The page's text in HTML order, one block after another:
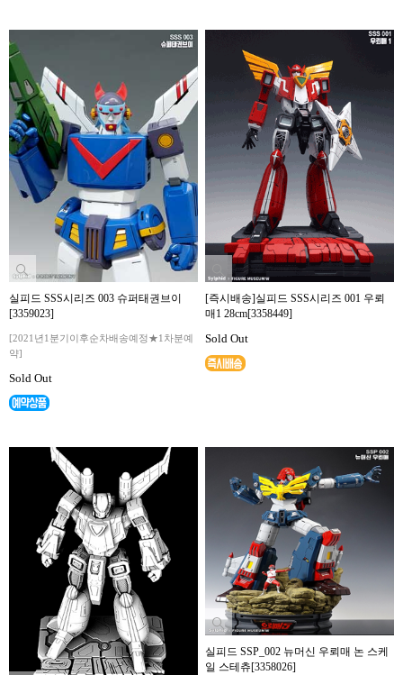
실피드 SSS시리즈 003 슈퍼태권브이
[3359023]
[2021년1분기이후순차배송예정★1차분예
약]
Sold Out
[즉시배송]실피드 SSS시리즈 001 우뢰
매1 28cm[3358449]
Sold Out
실피드 SSP_002 뉴머신 우뢰매 논 스케
일 스테츄[3358026]